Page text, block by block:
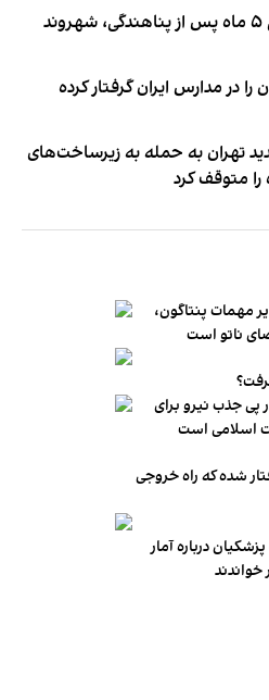
دو فوتبالیست زن ایرانی ۵ ماه پس از پناهندگی، شهروند
در مدارس ایران گرفتار کرده
تهران به حمله به زیرساخت‌های
متوقف کرد
مهمات پنتاگون،
ناتو‌ است
پی جذب نیرو برای
اسلامی است
شده که راه خروجی
درباره آمار
خواندند